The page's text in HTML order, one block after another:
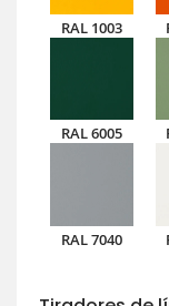
RAL 1003
RAL 6005
RAL 7040